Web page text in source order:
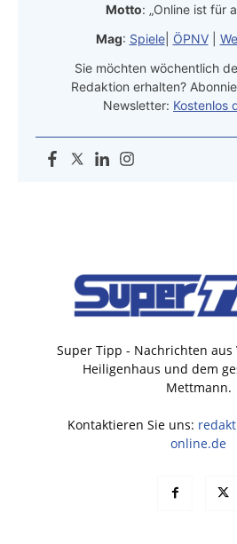
Motto: „Online ist für
Mag: Spiele| ÖPNV|
Sie möchten wöchentlich
Redaktion erhalten?
Newsletter: Kostenlos
Super Tipp - Nachrichten
Heiligenhaus und dem
Mettmann.
Kontaktieren Sie uns:
online.de